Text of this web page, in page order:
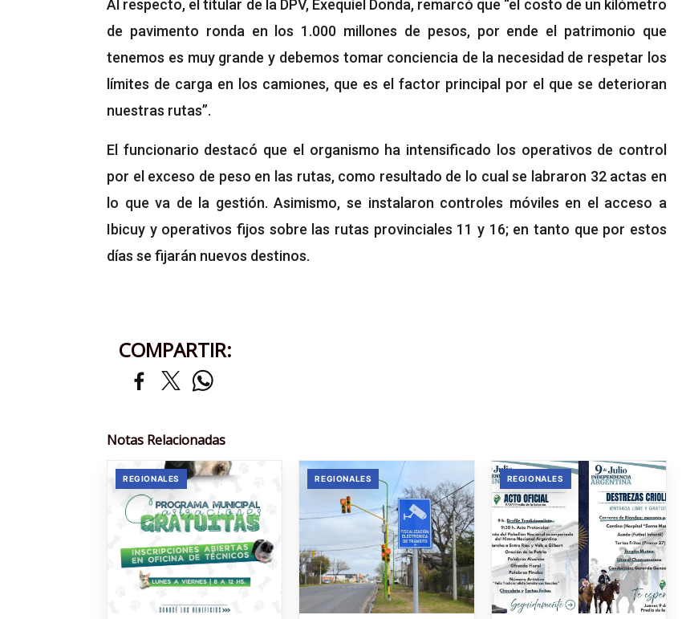
Al respecto, el titular de la DPV, Exequiel Donda, remarcó que “el costo de un kilómetro
de pavimento ronda en los 1.000 millones de pesos, por ende el patrimonio que
tenemos es muy grande y debemos tomar conciencia de la necesidad de respetar los
límites de carga en los camiones, que es el factor principal por el que se deterioran
nuestras rutas”.
El funcionario destacó que el organismo ha intensificado los operativos de control
por el exceso de peso en las rutas, como resultado de lo cual se labraron 32 actas en
lo que va de la gestión. Asimismo, se instalaron controles móviles en el acceso a
Ibicuy y operativos fijos sobre las rutas provinciales 11 y 16; en tanto que por estos
días se fijarán nuevos destinos.
COMPARTIR:
Notas Relacionadas
REGIONALES REGIONALES REGIONALES